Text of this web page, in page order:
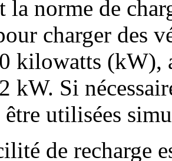
la norme de
charger des
kilowatts (kW),
kW. Si
être utilisées
de recharge